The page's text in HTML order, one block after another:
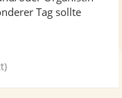
5
Tag sollte